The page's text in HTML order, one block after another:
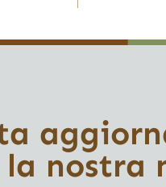
la nostra